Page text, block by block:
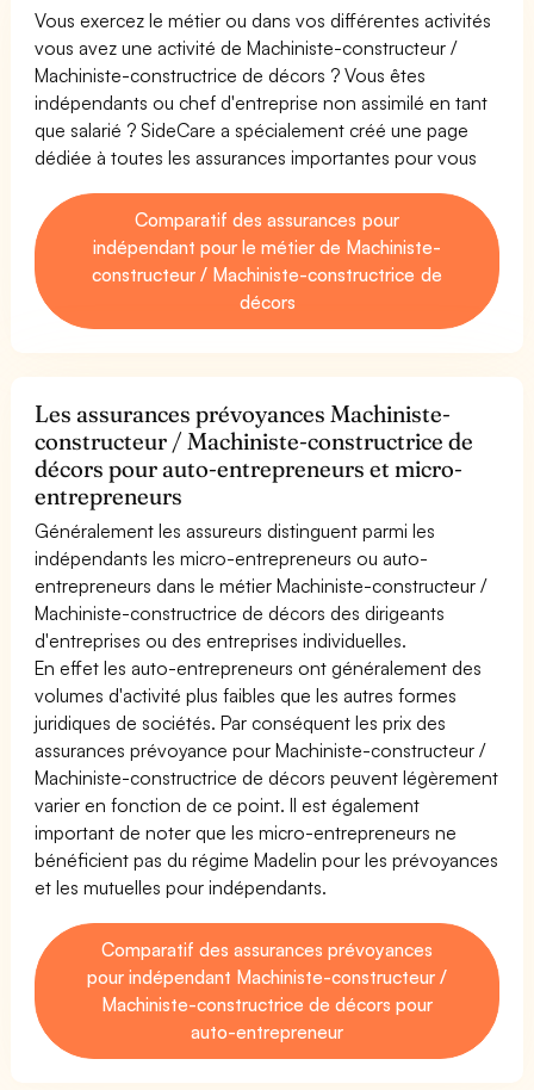
Vous exercez le métier ou dans vos différentes activités
vous avez une activité de Machiniste-constructeur /
Machiniste-constructrice de décors ? Vous êtes
indépendants ou chef d'entreprise non assimilé en tant
que salarié ? SideCare a spécialement créé une page
dédiée à toutes les assurances importantes pour vous
Comparatif des assurances pour
indépendant pour le métier de Machiniste-
constructeur / Machiniste-constructrice de
décors
Les assurances prévoyances Machiniste-
constructeur / Machiniste-constructrice de
décors pour auto-entrepreneurs et micro-
entrepreneurs
Généralement les assureurs distinguent parmi les
indépendants les micro-entrepreneurs ou auto-
entrepreneurs dans le métier Machiniste-constructeur /
Machiniste-constructrice de décors des dirigeants
d'entreprises ou des entreprises individuelles.
En effet les auto-entrepreneurs ont généralement des
volumes d'activité plus faibles que les autres formes
juridiques de sociétés. Par conséquent les prix des
assurances prévoyance pour Machiniste-constructeur /
Machiniste-constructrice de décors peuvent légèrement
varier en fonction de ce point. Il est également
important de noter que les micro-entrepreneurs ne
bénéficient pas du régime Madelin pour les prévoyances
et les mutuelles pour indépendants.
Comparatif des assurances prévoyances
pour indépendant Machiniste-constructeur /
Machiniste-constructrice de décors pour
auto-entrepreneur